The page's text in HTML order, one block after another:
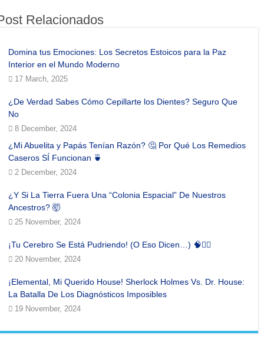
Relacionados
Domina tus Emociones: Los Secretos Estoicos para la Paz
Interior en el Mundo Moderno
17 March, 2025
¿De Verdad Sabes Cómo Cepillarte los Dientes? Seguro Que
No
8 December, 2024
¿Mi Abuelita y Papás Tenían Razón? 🤔 Por Qué Los Remedios
Caseros SÍ Funcionan 🍵
2 December, 2024
¿Y Si La Tierra Fuera Una “Colonia Espacial” De Nuestros
Ancestros? 🤯
25 November, 2024
¡Tu Cerebro Se Está Pudriendo! (O Eso Dicen…) 🧠🧟‍♂️
20 November, 2024
¡Elemental, Mi Querido House! Sherlock Holmes Vs. Dr. House:
La Batalla De Los Diagnósticos Imposibles
19 November, 2024